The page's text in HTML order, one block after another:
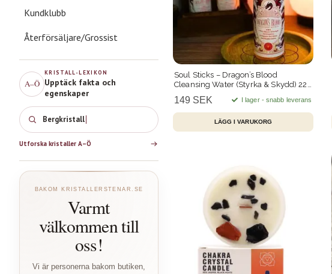
Kundklubb
Återförsäljare/Grossist
A–Ö
KRISTALL-LEXIKON
Upptäck fakta och
egenskaper
Ro
Utforska kristaller A–Ö
BAKOM KRISTALLERSTENAR.SE
Varmt
välkommen till
oss!
Vi är personerna bakom butiken,
Soul Sticks – Dragon’s Blood
Cleansing Water (Styrka & Skydd) 221
149 SEK I lager - snabb leverans